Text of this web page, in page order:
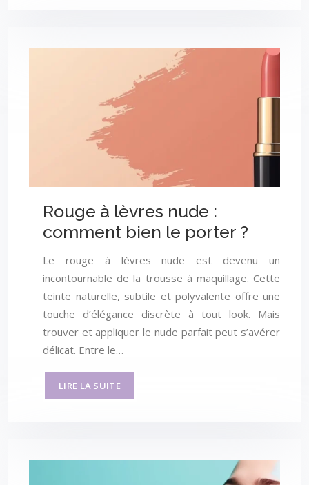
Rouge à lèvres nude :
comment bien le porter ?
Le rouge à lèvres nude est devenu un
incontournable de la trousse à maquillage. Cette
teinte naturelle, subtile et polyvalente offre une
touche d’élégance discrète à tout look. Mais
trouver et appliquer le nude parfait peut s’avérer
délicat. Entre le…
LIRE LA SUITE